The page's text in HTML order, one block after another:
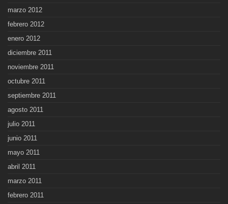
marzo 2012
febrero 2012
enero 2012
diciembre 2011
noviembre 2011
octubre 2011
septiembre 2011
agosto 2011
julio 2011
junio 2011
mayo 2011
abril 2011
marzo 2011
febrero 2011